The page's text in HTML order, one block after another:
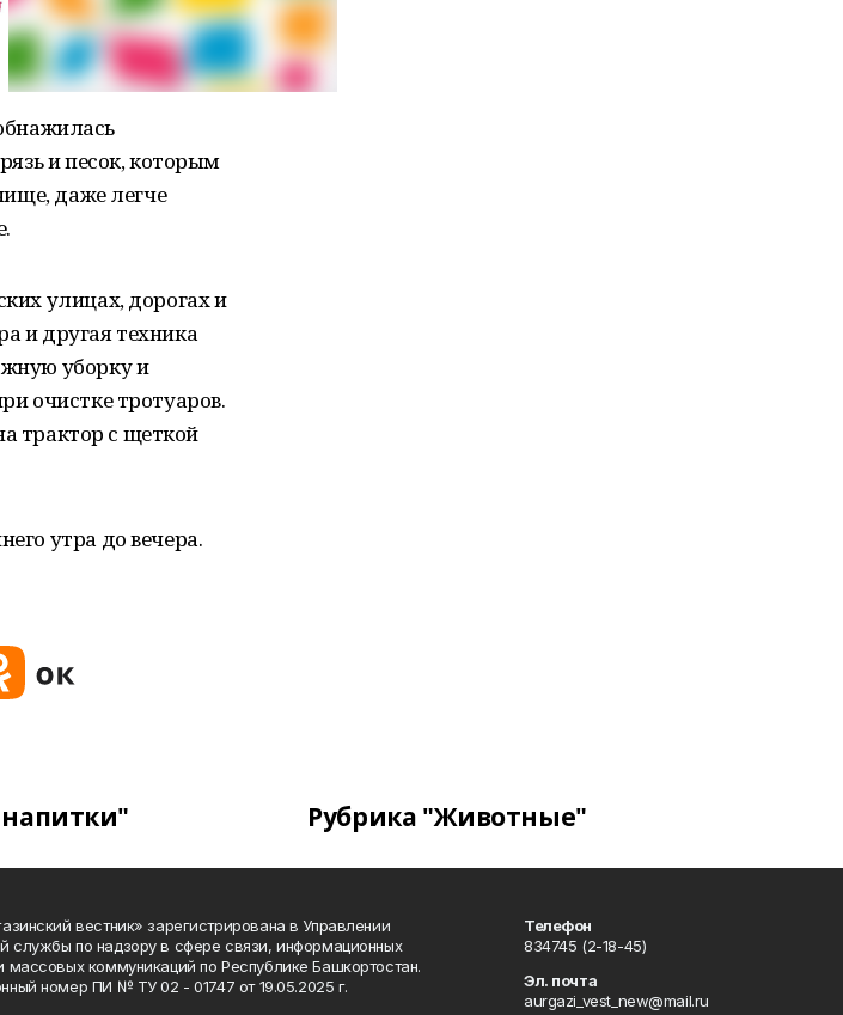
и песок, которым
даже легче
улицах, дорогах и
и другая техника
уборку и
очистке тротуаров.
трактор с щеткой
утра до вечера.
Рубрика "Животные"
вестник» зарегистрирована в Управлении
службы по надзору в сфере связи, информационных
массовых коммуникаций по Республике Башкортостан.
номер ПИ № ТУ 02 - 01747 от 19.05.2025 г.
Телефон
834745 (2-18-45)
Эл. почта
aurgazi_vest_new@mail.ru